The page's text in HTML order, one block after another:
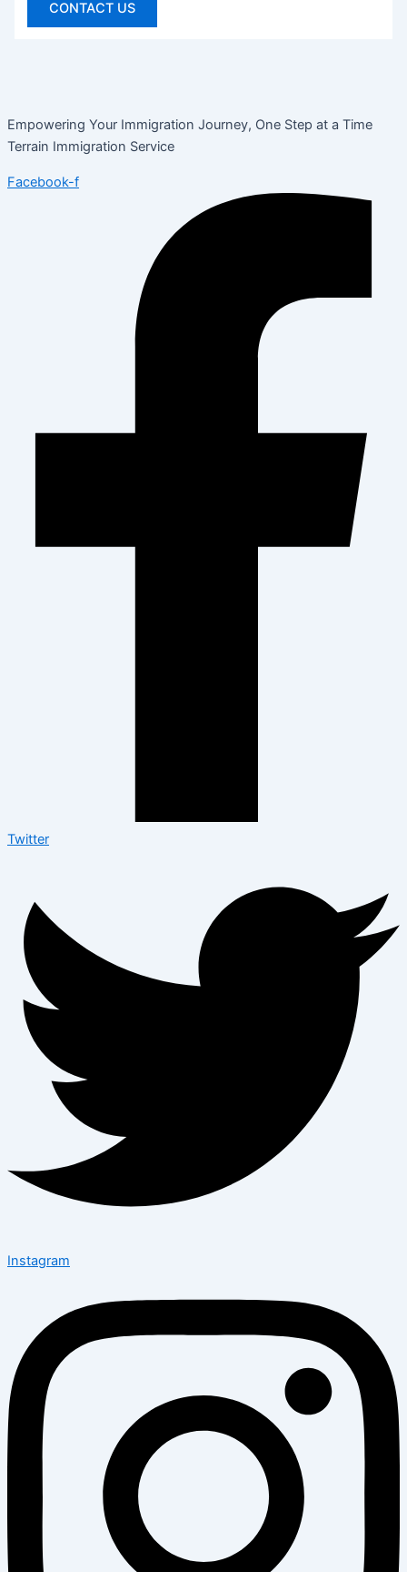
CONTACT US
Empowering Your Immigration Journey, One Step at a Time
Terrain Immigration Service
Facebook-f
Twitter
Instagram